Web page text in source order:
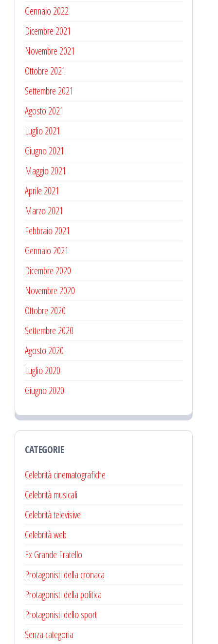
Gennaio 2022
Dicembre 2021
Novembre 2021
Ottobre 2021
Settembre 2021
Agosto 2021
Luglio 2021
Giugno 2021
Maggio 2021
Aprile 2021
Marzo 2021
Febbraio 2021
Gennaio 2021
Dicembre 2020
Novembre 2020
Ottobre 2020
Settembre 2020
Agosto 2020
Luglio 2020
Giugno 2020
CATEGORIE
Celebrità cinematografiche
Celebrità musicali
Celebrità televisive
Celebrità web
Ex Grande Fratello
Protagonisti della cronaca
Protagonisti della politica
Protagonisti dello sport
Senza categoria